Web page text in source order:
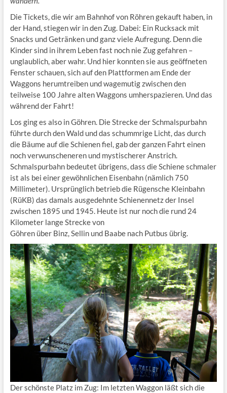
Die Tickets, die wir am Bahnhof von Röhren gekauft haben, in
der Hand, stiegen wir in den Zug. Dabei: Ein Rucksack mit
Snacks und Getränken und ganz viele Aufregung. Denn die
Kinder sind in ihrem Leben fast noch nie Zug gefahren –
unglaublich, aber wahr. Und hier konnten sie aus geöffneten
Fenster schauen, sich auf den Plattformen am Ende der
Waggons herumtreiben und wagemutig zwischen den
teilweise 100 Jahre alten Waggons umherspazieren. Und das
während der Fahrt!
Los ging es also in Göhren. Die Strecke der Schmalspurbahn
führte durch den Wald und das schummrige Licht, das durch
die Bäume auf die Schienen fiel, gab der ganzen Fahrt einen
noch verwunscheneren und mystischerer Anstrich.
Schmalspurbahn bedeutet übrigens, dass die Schiene schmaler
ist als bei einer gewöhnlichen Eisenbahn (nämlich 750
Millimeter). Ursprünglich betrieb die Rügensche Kleinbahn
(RüKB) das damals ausgedehnte Schienennetz der Insel
zwischen 1895 und 1945. Heute ist nur noch die rund 24
Kilometer lange Strecke von
Göhren über Binz, Sellin und Baabe nach Putbus übrig.
Der schönste Platz im Zug: Im letzten Waggon läßt sich die